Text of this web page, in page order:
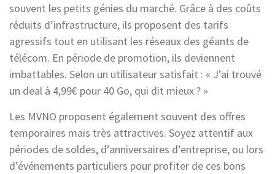
souvent les petits génies du marché. Grâce à des coûts
réduits d’infrastructure, ils proposent des tarifs
agressifs tout en utilisant les réseaux des géants de
télécom. En période de promotion, ils deviennent
imbattables. Selon un utilisateur satisfait : « J’ai trouvé
un deal à 4,99€ pour 40 Go, qui dit mieux ? »
Les MVNO proposent également souvent des offres
temporaires mais très attractives. Soyez attentif aux
périodes de soldes, d’anniversaires d’entreprise, ou lors
d’événements particuliers pour profiter de ces bons